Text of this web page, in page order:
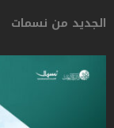
الجديد من نسمات